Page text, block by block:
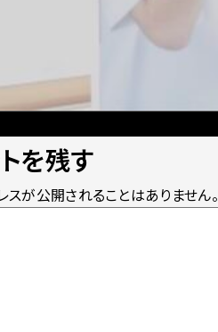
size
を残す
スが公開されることはありません。